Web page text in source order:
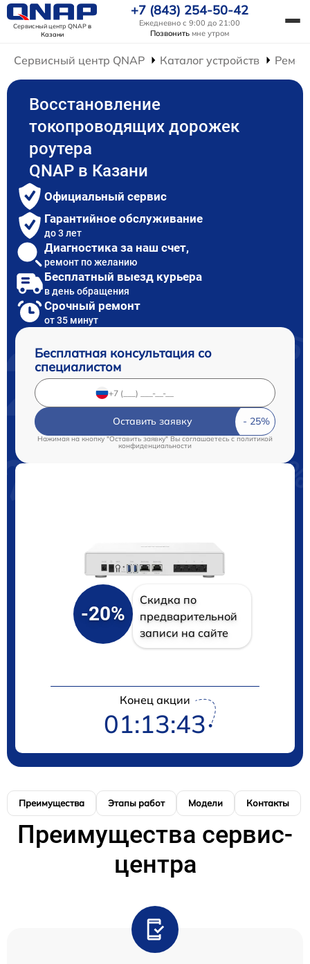
Сервисный центр QNAPв
Казани
+7 (843) 254-50-42
Ежедневно с 9:00 до 21:00
Позвонить мне утром
Сервисный центр QNAP Каталог устройств
Восстановление
токопроводящих дорожек
роутера
QNAP в Казани
Официальный сервис
Гарантийное обслуживание
до 3 лет
Диагностика за наш счет,
ремонт по желанию
Бесплатный выезд курьера
в день обращения
Срочный ремонт
от 35 минут
Бесплатная консультация со
специалистом
Оставить заявку
Нажимая на кнопку "Оставить заявку" Вы соглашаетесь cполитикой
конфиденциальности
-20%
Скидка по
предварительной
записи на сайте
Конец акции
01:13:43
Преимущества Этапы работ Модели Контакты
Преимущества сервис-
центра